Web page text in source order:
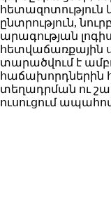
հետազոտություն
ընտրություն,
արագության
հետվաճառքային
տարածվում է
հաճախորդներին
տեղադրման ու
ուսուցում